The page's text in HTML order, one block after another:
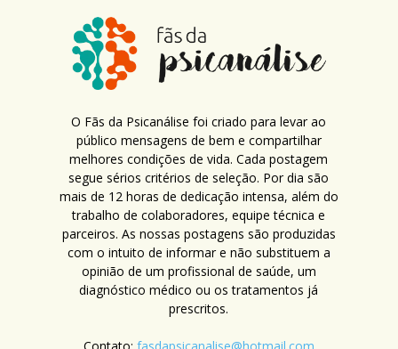
O Fãs da Psicanálise foi criado para levar ao
público mensagens de bem e compartilhar
melhores condições de vida. Cada postagem
segue sérios critérios de seleção. Por dia são
mais de 12 horas de dedicação intensa, além do
trabalho de colaboradores, equipe técnica e
parceiros. As nossas postagens são produzidas
com o intuito de informar e não substituem a
opinião de um profissional de saúde, um
diagnóstico médico ou os tratamentos já
prescritos.